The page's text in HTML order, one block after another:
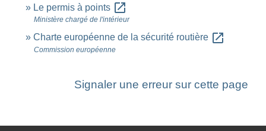
Le permis à points open_in_new
Ministère chargé de l'intérieur
Charte européenne de la sécurité routière open_in_new
Commission européenne
Signaler une erreur sur cette page